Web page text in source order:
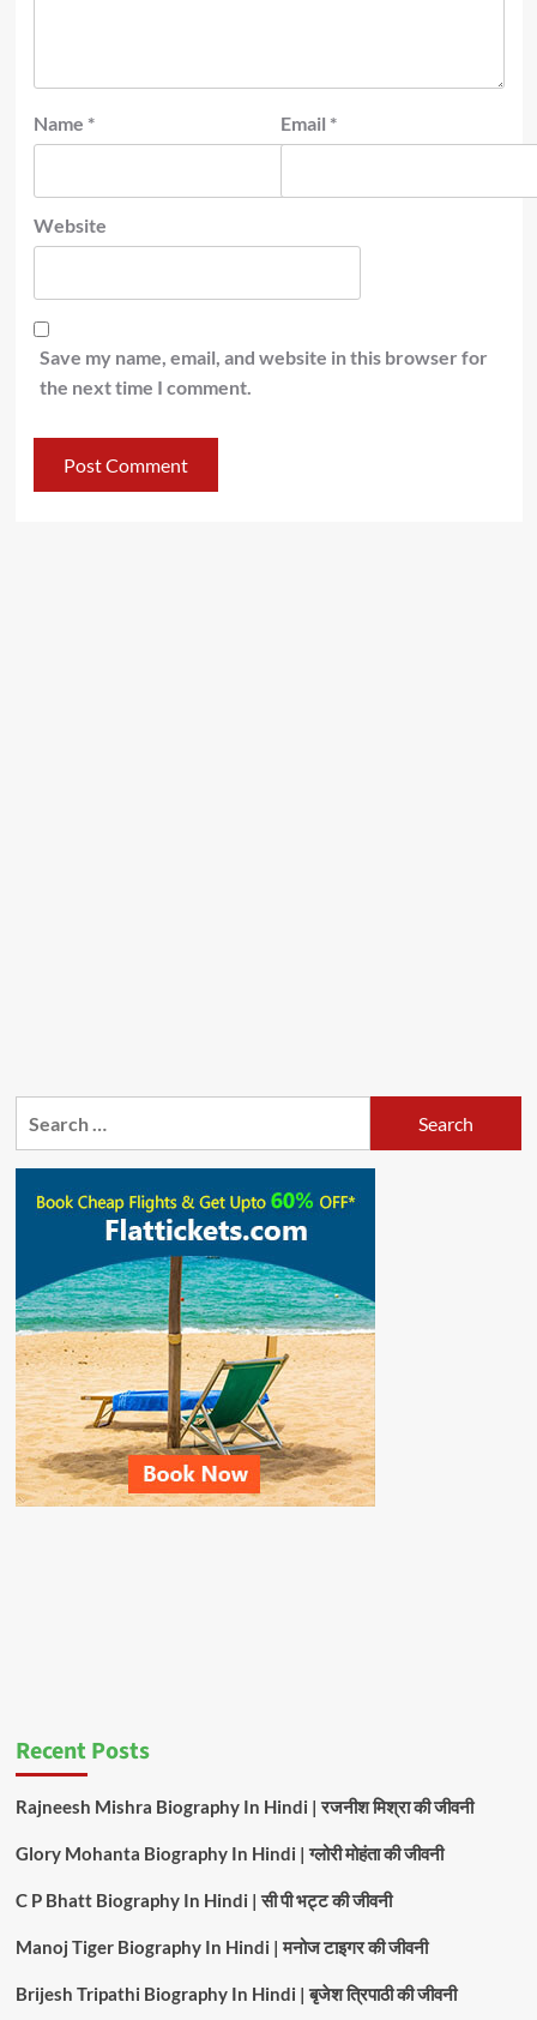
Name * Email *
Website
Save my name, email, and website in this browser for
the next time I comment.
Recent Posts
Rajneesh Mishra Biography In Hindi | रजनीश मिश्रा की जीवनी
Glory Mohanta Biography In Hindi | ग्लोरी मोहंता की जीवनी
C P Bhatt Biography In Hindi | सी पी भट्ट की जीवनी
Manoj Tiger Biography In Hindi | मनोज टाइगर की जीवनी
Brijesh Tripathi Biography In Hindi | बृजेश त्रिपाठी की जीवनी